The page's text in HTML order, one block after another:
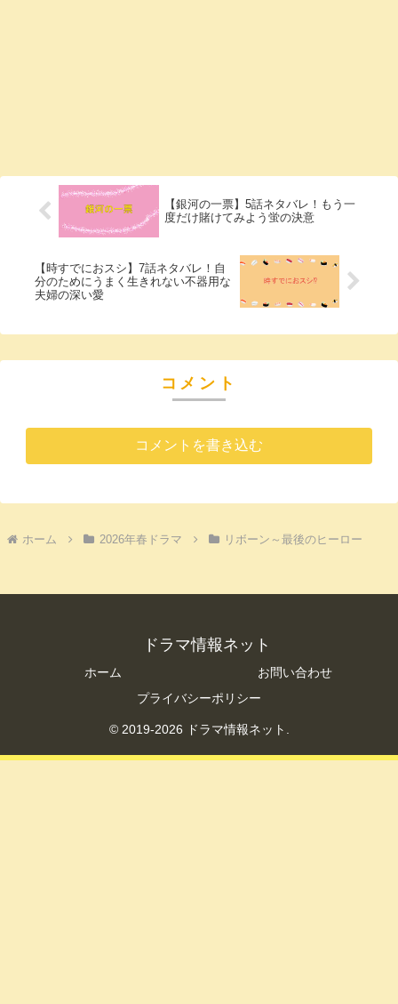
【銀河の一票】5話ネタバレ！もう一
度だけ賭けてみよう蛍の決意
【時すでにおスシ】7話ネタバレ！自
分のためにうまく生きれない不器用な
夫婦の深い愛
コメント
コメントを書き込む
ホーム 2026年春ドラマ リボーン～最後のヒーロー
ドラマ情報ネット
ホーム
お問い合わせ
プライバシーポリシー
© 2019-2026 ドラマ情報ネット.